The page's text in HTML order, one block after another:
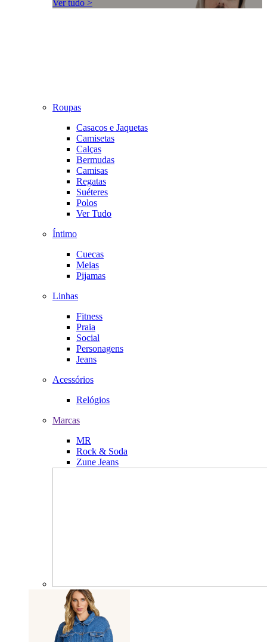
Ver tudo >
Roupas
Casacos e Jaquetas
Camisetas
Calças
Bermudas
Camisas
Regatas
Suéteres
Polos
Ver Tudo
Íntimo
Cuecas
Meias
Pijamas
Linhas
Fitness
Praia
Social
Personagens
Jeans
Acessórios
Relógios
Marcas
MR
Rock & Soda
Zune Jeans